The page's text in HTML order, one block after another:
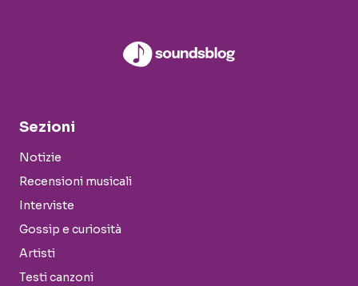
Sezioni
Notizie
Recensioni musicali
Interviste
Gossip e curiosità
Artisti
Testi canzoni